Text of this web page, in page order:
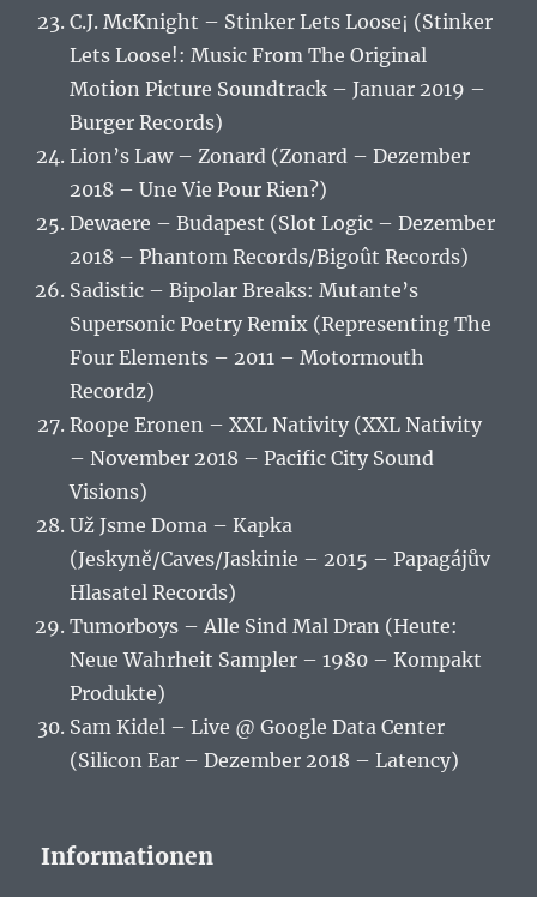
C.J. McKnight – Stinker Lets Loose¡ (Stinker
Lets Loose!: Music From The Original
Motion Picture Soundtrack – Januar 2019 –
Burger Records)
Lion’s Law – Zonard (Zonard – Dezember
2018 – Une Vie Pour Rien?)
Dewaere – Budapest (Slot Logic – Dezember
2018 – Phantom Records/Bigoût Records)
Sadistic – Bipolar Breaks: Mutante’s
Supersonic Poetry Remix (Representing The
Four Elements – 2011 – Motormouth
Recordz)
Roope Eronen – XXL Nativity (XXL Nativity
– November 2018 – Pacific City Sound
Visions)
Už Jsme Doma – Kapka
(Jeskyně/Caves/Jaskinie – 2015 – Papagájův
Hlasatel Records)
Tumorboys – Alle Sind Mal Dran (Heute:
Neue Wahrheit Sampler – 1980 – Kompakt
Produkte)
Sam Kidel – Live @ Google Data Center
(Silicon Ear – Dezember 2018 – Latency)
Informationen